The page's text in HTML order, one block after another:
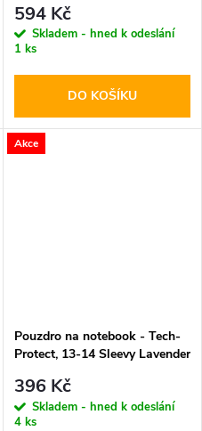
594 Kč
Skladem - hned k odeslání
1 ks
DO KOŠÍKU
Akce
Pouzdro na notebook - Tech-
Protect, 13-14 Sleevy Lavender
396 Kč
Skladem - hned k odeslání
4 ks